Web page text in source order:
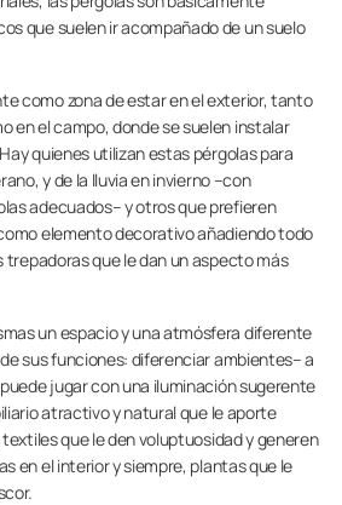
que suelen ir acompañado de un suelo
como zona de estar en el exterior, tanto
en el campo, donde se suelen instalar
quienes utilizan estas pérgolas para
y de la lluvia en invierno –con
adecuados– y otros que prefieren
elemento decorativo añadiendo todo
que le dan un aspecto más
un espacio y una atmósfera diferente
sus funciones: diferenciar ambientes– a
jugar con una iluminación sugerente
atractivo y natural que le aporte
que le den voluptuosidad y generen
en el interior y siempre, plantas que le